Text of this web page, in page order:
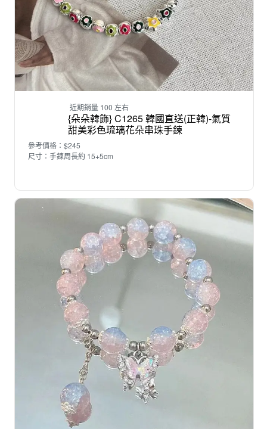
近期銷量 100 左右
{朵朵韓飾} C1265 韓國直送(正韓)-氣質
甜美彩色琉璃花朵串珠手鍊
參考價格：$245
尺寸：手鍊周長約 15+5cm